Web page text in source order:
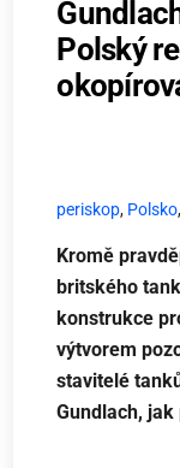
Polský
periskop, Polsko
Kromě
britského
konstrukce
výtvorem
stavitelé
Gundlach,